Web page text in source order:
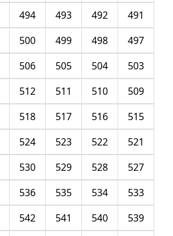
491
492
493
494
497
498
499
500
503
504
505
506
509
510
511
512
515
516
517
518
521
522
523
524
527
528
529
530
533
534
535
536
539
540
541
542